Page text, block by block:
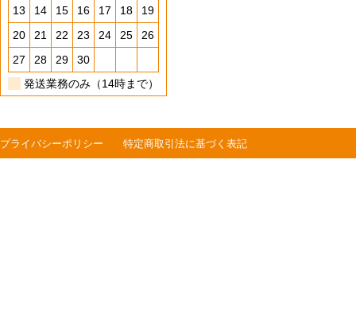
13
14 15 16 17 18
19
20
21 22 23 24 25
26
27
28 29
30
発送業務のみ（14時まで）
プライバシーポリシー 特定商取引法に基づく表記